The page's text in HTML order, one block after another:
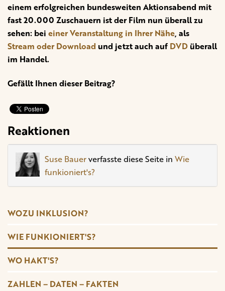
einem erfolgreichen bundesweiten Aktionsabend mit
fast 20.000 Zuschauern ist der Film nun überall zu
sehen: bei einer Veranstaltung in Ihrer Nähe, als
Stream oder Download und jetzt auch auf DVD überall
im Handel.
Gefällt Ihnen dieser Beitrag?
Reaktionen
Suse Bauerverfasste diese Seite in Wie
funkioniert's?
WOZU INKLUSION?
WIE FUNKIONIERT'S?
WO HAKT'S?
ZAHLEN – DATEN – FAKTEN